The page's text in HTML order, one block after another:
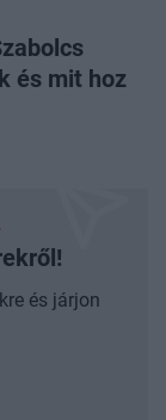
és mit hoz
és járjon